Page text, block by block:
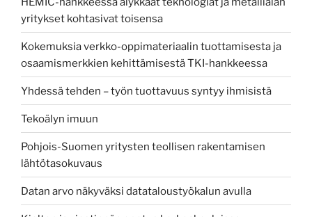
yritykset kohtasivat toisensa
Kokemuksia verkko-oppimateriaalin tuottamisesta ja
osaamismerkkien kehittämisestä TKI-hankkeessa
Yhdessä tehden – työn tuottavuus syntyy ihmisistä
Tekoälyn imuun
Pohjois-Suomen yritysten teollisen rakentamisen
lähtötasokuvaus
Datan arvo näkyväksi datataloustyökalun avulla